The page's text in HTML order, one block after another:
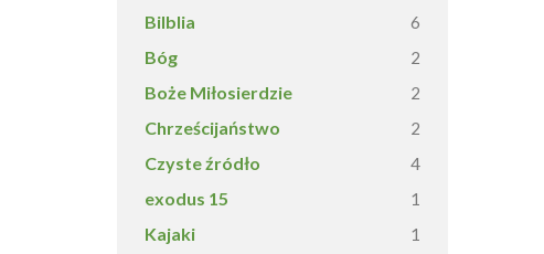
Bilblia 6
Bóg 2
Boże Miłosierdzie 2
Chrześcijaństwo 2
Czyste źródło 4
exodus 15 1
Kajaki 1